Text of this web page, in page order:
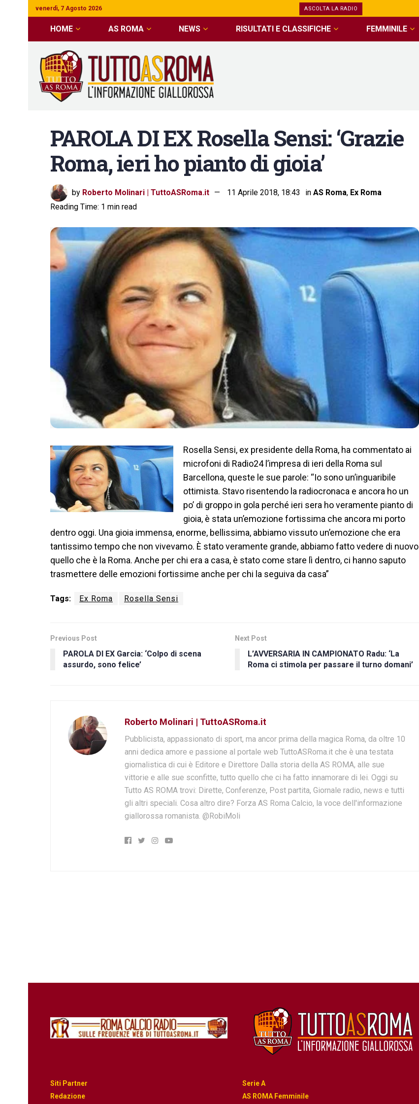
venerdì, 7 Agosto 2026 ASCOLTA LA RADIO
HOME AS ROMA NEWS RISULTATI E CLASSIFICHE FEMMINILE
PAROLA DI EX Rosella Sensi: ‘Grazie
Roma, ieri ho pianto di gioia’
by Roberto Molinari | TuttoASRoma.it 11 Aprile 2018, 18:43 in AS Roma, Ex Roma
Reading Time: 1 min read
Rosella Sensi, ex presidente della Roma, ha commentato ai
microfoni di Radio24 l’impresa di ieri della Roma sul
Barcellona, queste le sue parole: “Io sono un’inguaribile
ottimista. Stavo risentendo la radiocronaca e ancora ho un
po’ di groppo in gola perché ieri sera ho veramente pianto di
gioia, è stata un’emozione fortissima che ancora mi porto
dentro oggi. Una gioia immensa, enorme, bellissima, abbiamo vissuto un’emozione che era
tantissimo tempo che non vivevamo. È stato veramente grande, abbiamo fatto vedere di nuovo
quello che è la Roma. Anche per chi era a casa, è stato come stare lì dentro, ci hanno saputo
trasmettere delle emozioni fortissime anche per chi la seguiva da casa”
Tags: Ex Roma Rosella Sensi
Previous Post
PAROLA DI EX Garcia: ‘Colpo di scena
assurdo, sono felice’
Next Post
L’AVVERSARIA IN CAMPIONATO Radu: ‘La
Roma ci stimola per passare il turno domani’
Roberto Molinari | TuttoASRoma.it
Pubblicista, appassionato di sport, ma ancor prima della magica Roma, da oltre 10
anni dedica amore e passione al portale web TuttoASRoma.it che è una testata
giornalistica di cui è Editore e Direttore Dalla storia della AS ROMA, alle sue
vittorie e alle sue sconfitte, tutto quello che ci ha fatto innamorare di lei. Oggi su
Tutto AS ROMA trovi: Dirette, Conferenze, Post partita, Giornale radio, news e tutti
gli altri speciali. Cosa altro dire? Forza AS Roma Calcio, la voce dell'informazione
giallorossa romanista. @RobiMoli
Siti Partner
Redazione
Serie A
AS ROMA Femminile